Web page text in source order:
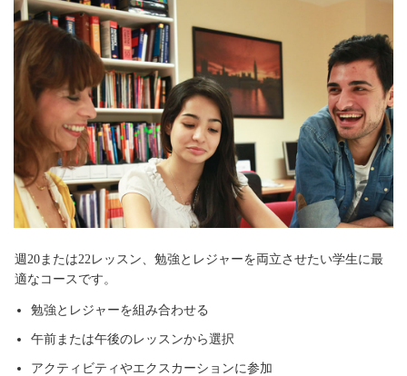
週20または22レッスン、勉強とレジャーを両立させたい学生に最
適なコースです。
勉強とレジャーを組み合わせる
午前または午後のレッスンから選択
アクティビティやエクスカーションに参加